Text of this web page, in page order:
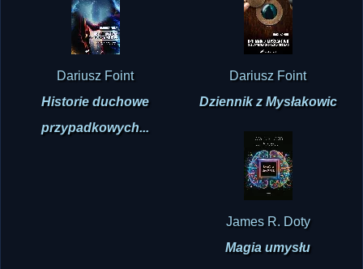
Dariusz Foint
Historie duchowe
przypadkowych...
Dariusz Foint
Dziennik z Mysłakowic
James R. Doty
Magia umysłu